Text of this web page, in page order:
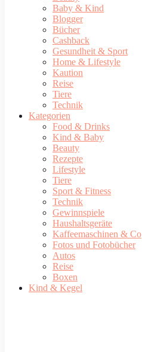
Baby & Kind
Blogger
Bücher
Cashback
Gesundheit & Sport
Home & Lifestyle
Kaution
Reise
Tiere
Technik
Kategorien
Food & Drinks
Kind & Baby
Beauty
Rezepte
Lifestyle
Tiere
Sport & Fitness
Technik
Gewinnspiele
Haushaltsgeräte
Kaffeemaschinen & Co
Fotos und Fotobücher
Autos
Reise
Boxen
Kind & Kegel